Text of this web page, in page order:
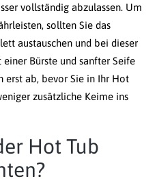
vollständig abzulassen. Um
sollten Sie das
austauschen und bei dieser
Bürste und sanfter Seife
erst ab, bevor Sie in Ihr Hot
zusätzliche Keime ins
Hot Tub